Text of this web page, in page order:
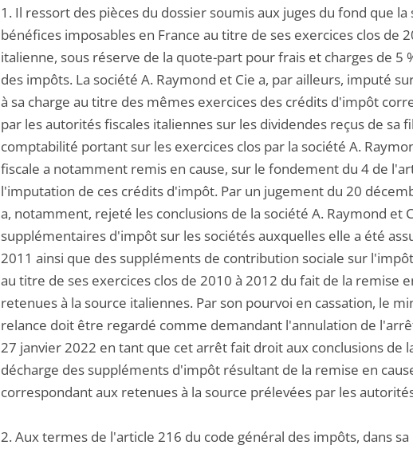
1. Il ressort des pièces du dossier soumis aux juges du fond que
bénéfices imposables en France au titre de ses exercices clos de
italienne, sous réserve de la quote-part pour frais et charges de 5
des impôts. La société A. Raymond et Cie a, par ailleurs, imputé
à sa charge au titre des mêmes exercices des crédits d'impôt
par les autorités fiscales italiennes sur les dividendes reçus de sa
comptabilité portant sur les exercices clos par la société A.
fiscale a notamment remis en cause, sur le fondement du 4 de
l'imputation de ces crédits d'impôt. Par un jugement du 20
a, notamment, rejeté les conclusions de la société A. Raymond et
supplémentaires d'impôt sur les sociétés auxquelles elle a été
2011 ainsi que des suppléments de contribution sociale sur
au titre de ses exercices clos de 2010 à 2012 du fait de la remise
retenues à la source italiennes. Par son pourvoi en cassation, le
relance doit être regardé comme demandant l'annulation de
27 janvier 2022 en tant que cet arrêt fait droit aux conclusions de
décharge des suppléments d'impôt résultant de la remise en
correspondant aux retenues à la source prélevées par les
2. Aux termes de l'article 216 du code général des impôts, dans